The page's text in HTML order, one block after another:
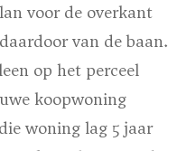
voor de overkant
van de baan.
op het perceel
koopwoning
woning lag 5 jaar